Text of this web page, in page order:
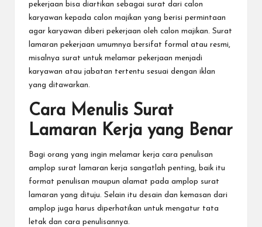
pekerjaan bisa diartikan sebagai surat dari calon
karyawan kepada calon majikan yang berisi permintaan
agar karyawan diberi pekerjaan oleh calon majikan. Surat
lamaran pekerjaan umumnya bersifat formal atau resmi,
misalnya surat untuk melamar pekerjaan menjadi
karyawan atau jabatan tertentu sesuai dengan iklan
yang ditawarkan.
Cara Menulis Surat
Lamaran Kerja yang Benar
Bagi orang yang ingin melamar kerja cara penulisan
amplop surat lamaran kerja sangatlah penting, baik itu
format penulisan maupun alamat pada amplop surat
lamaran yang dituju. Selain itu desain dan kemasan dari
amplop juga harus diperhatikan untuk mengatur tata
letak dan cara penulisannya.